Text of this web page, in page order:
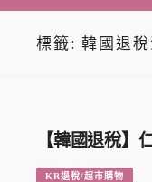
標籤: 韓國退
【韓國退稅】
KR退稅/超市購物